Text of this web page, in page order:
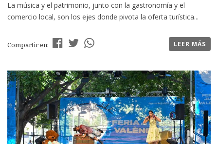
La música y el patrimonio, junto con la gastronomía y el
comercio local, son los ejes donde pivota la oferta turística...
Compartir en: LEER MÁS